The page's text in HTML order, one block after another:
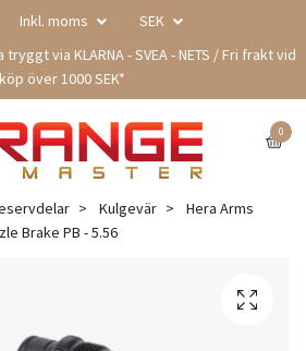
Inkl. moms
SEK
via KLARNA - SVEA - NETS / Fri frakt vid
köp över 1000 SEK*
0
Kulgevär
Hera Arms
Brake PB - 5.56